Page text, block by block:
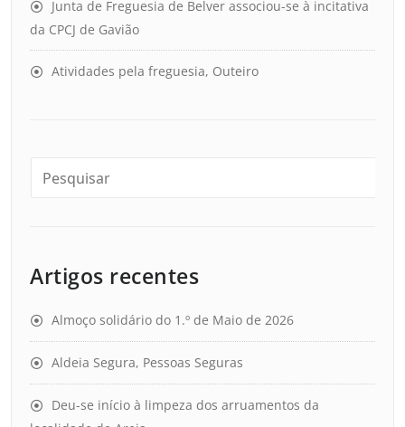
Junta de Freguesia de Belver associou-se à incitativa
da CPCJ de Gavião
Atividades pela freguesia, Outeiro
Artigos recentes
Almoço solidário do 1.º de Maio de 2026
Aldeia Segura, Pessoas Seguras
Deu-se início à limpeza dos arruamentos da